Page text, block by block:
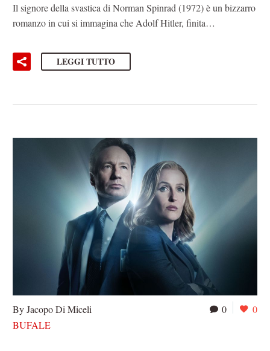
Il signore della svastica di Norman Spinrad (1972) è un bizzarro
romanzo in cui si immagina che Adolf Hitler, finita…
LEGGI TUTTO
0 0
By Jacopo Di Miceli
BUFALE